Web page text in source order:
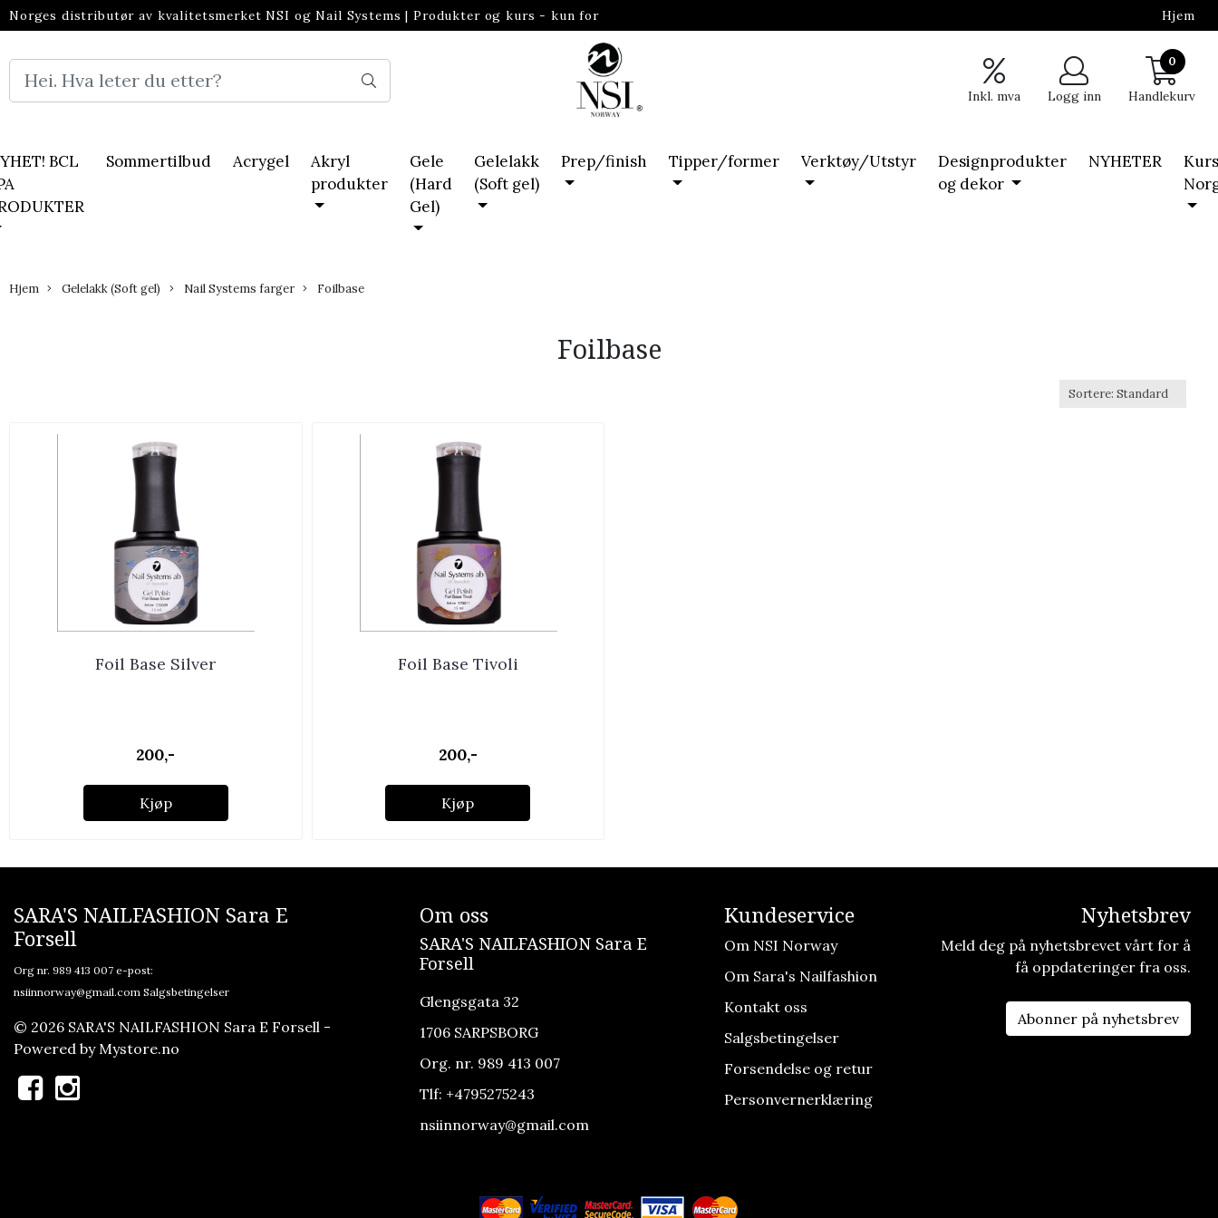
Norges distributør av kvalitetsmerket NSI og Nail Systems |Produkter og kurs - kun for
Hjem
Inkl. mva Logg inn
0
Handlekurv
BCL
Sommertilbud Acrygel
Akryl
produkter
Gele
(Hard
Gel)
Gelelakk
(Soft gel)
Prep/finish Tipper/former Verktøy/Utstyr
Designprodukter
og dekor
NYHETER
Hjem Gelelakk (Soft gel) Nail Systems farger Foilbase
Foilbase
Foil Base Silver
200,-
Kjøp
Foil Base Tivoli
200,-
Kjøp
SARA'S NAILFASHION Sara E
Forsell
Org nr. 989 413 007 e-post:
nsiinnorway@gmail.com Salgsbetingelser
© 2026 SARA'S NAILFASHION Sara E Forsell -
Powered by Mystore.no
Om oss
SARA'S NAILFASHION Sara E
Forsell
Glengsgata 32
1706 SARPSBORG
Org. nr. 989 413 007
Tlf: +4795275243
nsiinnorway@gmail.com
Kundeservice
Om NSI Norway
Om Sara's Nailfashion
Kontakt oss
Salgsbetingelser
Forsendelse og retur
Personvernerklæring
Nyhetsbrev
Meld deg på nyhetsbrevet vårt for å
få oppdateringer fra oss.
Abonner på nyhetsbrev